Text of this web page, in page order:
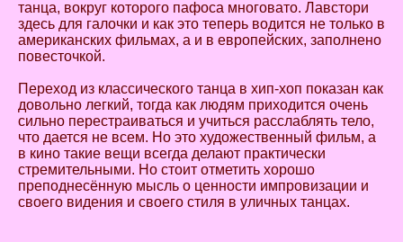
танца, вокруг которого пафоса многовато. Лавстори
здесь для галочки и как это теперь водится не только в
американских фильмах, а и в европейских, заполнено
повесточкой.
Переход из классического танца в хип-хоп показан как
довольно легкий, тогда как людям приходится очень
сильно перестраиваться и учиться расслаблять тело,
что дается не всем. Но это художественный фильм, а
в кино такие вещи всегда делают практически
стремительными. Но стоит отметить хорошо
преподнесённую мысль о ценности импровизации и
своего видения и своего стиля в уличных танцах.